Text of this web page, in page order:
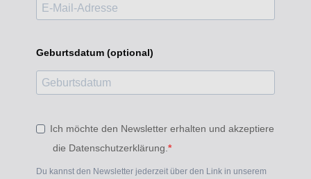
Geburtsdatum (optional)
Ich möchte den Newsletter erhalten und akzeptiere
die Datenschutzerklärung.
Du kannst den Newsletter jederzeit über den Link in unserem